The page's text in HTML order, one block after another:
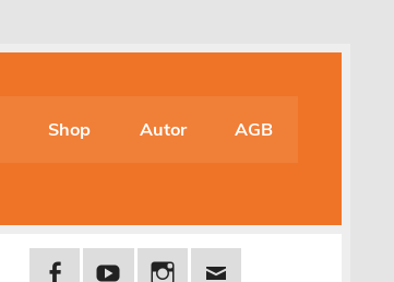
Shop Autor AGB